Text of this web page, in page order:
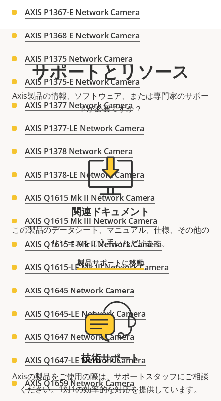
AXIS P1367-E Network Camera
AXIS P1368-E Network Camera
AXIS P1375 Network Camera
AXIS P1375-E Network Camera
AXIS P1377 Network Camera
AXIS P1377-LE Network Camera
AXIS P1378 Network Camera
AXIS P1378-LE Network Camera
AXIS Q1615 Mk II Network Camera
AXIS Q1615 Mk III Network Camera
AXIS Q1615-E Mk II Network Camera
AXIS Q1615-LE Mk III Network Camera
AXIS Q1645 Network Camera
AXIS Q1645-LE Network Camera
AXIS Q1647 Network Camera
AXIS Q1647-LE Network Camera
AXIS Q1659 Network Camera
サポートとリソース
Axis製品の情報、ソフトウェア、または専門家のサポー
トが必要ですか？
関連ドキュメント
この製品のデータシート、マニュアル、仕様、その他の
リソースをご入手いただけます。
製品サポートに移動
技術サポート
Axisの製品をご使用の際は、サポートスタッフにご相談
ください。1対1の効率的な対応を提供しています。